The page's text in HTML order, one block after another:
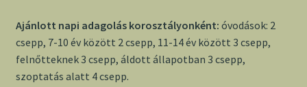
Ajánlott napi adagolás korosztályonként: óvodások: 2
csepp, 7-10 év között 2 csepp, 11-14 év között 3 csepp,
felnőtteknek 3 csepp, áldott állapotban 3 csepp,
szoptatás alatt 4 csepp.